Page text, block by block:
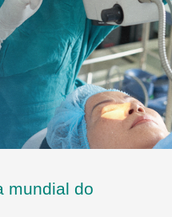
mundial do